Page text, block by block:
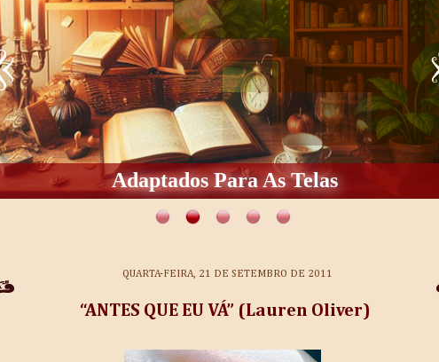
Adaptados Para As Telas
QUARTA-FEIRA, 21 DE SETEMBRO DE 2011
“ANTES QUE EU VÁ” (Lauren Oliver)